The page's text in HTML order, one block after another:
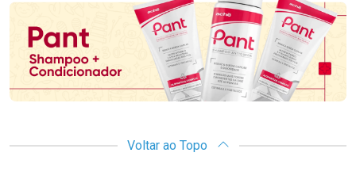
Voltar ao Topo